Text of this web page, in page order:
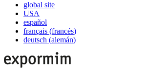
global site
USA
español
français (francés)
deutsch (alemán)